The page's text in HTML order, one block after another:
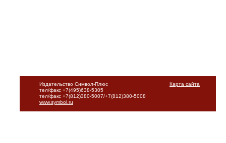
Карта сайта
Издательство Символ-Плюс
тел/факс +7(495)638-5305
тел/факс +7(812)380-5007/+7(812)380-5008
www.symbol.ru